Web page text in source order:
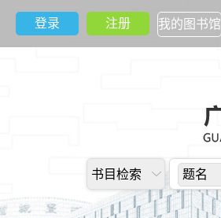
登录 注册 我的图书馆
书目检索 题名